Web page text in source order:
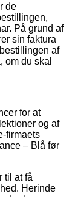
de
På grund af
sin faktura
af
om du skal
for at
og af
firmaets
– Blå før
til at få
Herinde